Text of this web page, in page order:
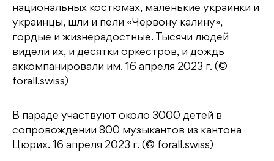
национальных костюмах, маленькие украинки и
украинцы, шли и пели «Червону калину»,
гордые и жизнерадостные. Тысячи людей
видели их, и десятки оркестров, и дождь
аккомпанировали им. 16 апреля 2023 г. (©
forall.swiss)
В параде участвуют около 3000 детей в
сопровождении 800 музыкантов из кантона
Цюрих. 16 апреля 2023 г. (© forall.swiss)